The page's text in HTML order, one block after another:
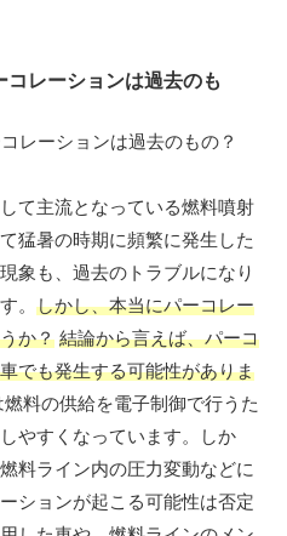
レーションは過去のも
て主流となっている燃料噴射
猛暑の時期に頻繁に発生した
象も、過去のトラブルになり
。 しかし、本当にパーコレー
か？ 結論から言えば、パーコ
でも発生する可能性がありま
料の供給を電子制御で行うた
やすくなっています。しか
料ライン内の圧力変動などに
ションが起こる可能性は否定